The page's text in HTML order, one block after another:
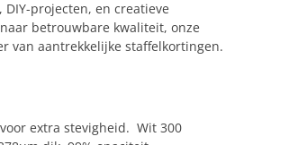
projecten, en creatieve
betrouwbare kwaliteit, onze
van aantrekkelijke staffelkortingen.
extra stevigheid. Wit 300